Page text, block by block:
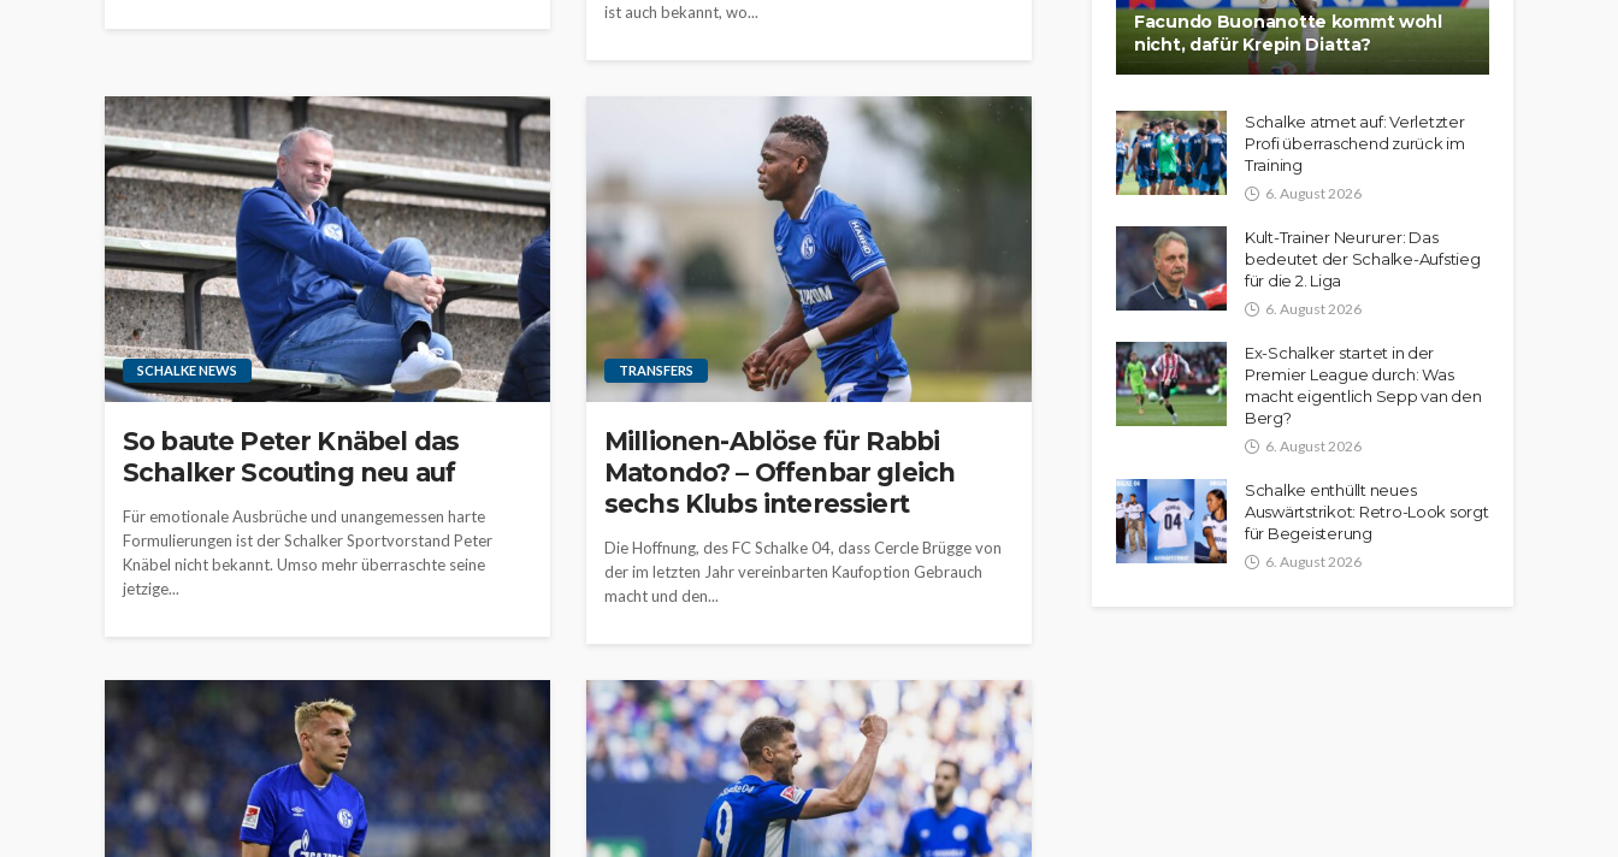
ist auch bekannt, wo...
SCHALKE NEWS
So baute Peter Knäbel das
Schalker Scouting neu auf
Für emotionale Ausbrüche und unangemessen harte
Formulierungen ist der Schalker Sportvorstand Peter
Knäbel nicht bekannt. Umso mehr überraschte seine
jetzige...
TRANSFERS
Millionen-Ablöse für Rabbi
Matondo? – Offenbar gleich
sechs Klubs interessiert
Die Hoffnung, des FC Schalke 04, dass Cercle Brügge von
der im letzten Jahr vereinbarten Kaufoption Gebrauch
macht und den...
Facundo Buonanotte kommt wohl
nicht, dafür Krepin Diatta?
Schalke atmet auf: Verletzter
Profi überraschend zurück im
Training
6. August 2026
Kult-Trainer Neururer: Das
bedeutet der Schalke-Aufstieg
für die 2. Liga
6. August 2026
Ex-Schalker startet in der
Premier League durch: Was
macht eigentlich Sepp van den
Berg?
6. August 2026
Schalke enthüllt neues
Auswärtstrikot: Retro-Look sorgt
für Begeisterung
6. August 2026